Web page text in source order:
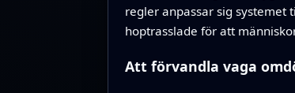
regler anpassar sig
hoptrasslade för att
Att förvandla vaga